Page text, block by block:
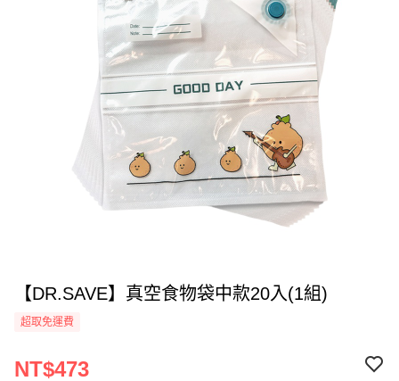
【DR.SAVE】真空食物袋中款20入(1組)
超取免運費
NT$473